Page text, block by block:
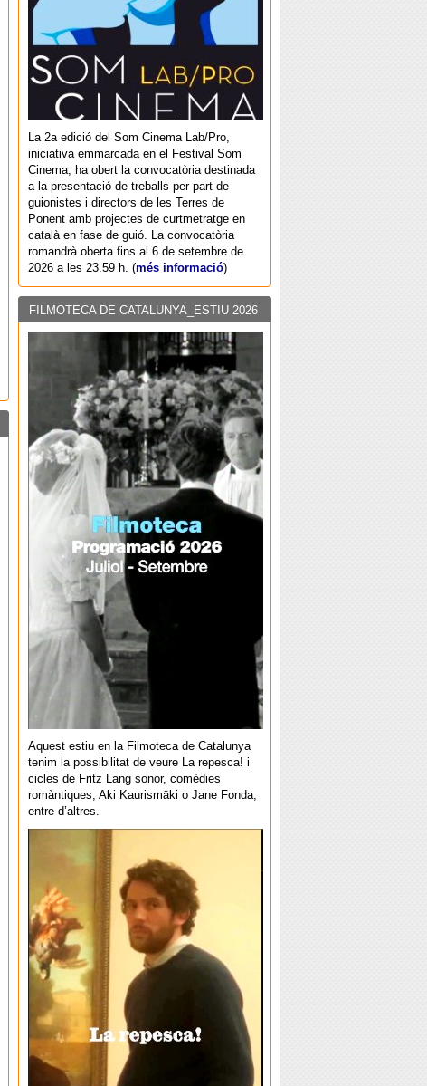
La 2a edició del Som Cinema Lab/Pro,
iniciativa emmarcada en el Festival Som
Cinema, ha obert la convocatòria destinada
a la presentació de treballs per part de
guionistes i directors de les Terres de
Ponent amb projectes de curtmetratge en
català en fase de guió. La convocatòria
romandrà oberta fins al 6 de setembre de
2026 a les 23.59 h. (més informació)
FILMOTECA DE CATALUNYA_ESTIU 2026
Aquest estiu en la Filmoteca de Catalunya
tenim la possibilitat de veure La repesca! i
cicles de Fritz Lang sonor, comèdies
romàntiques, Aki Kaurismäki o Jane Fonda,
entre d’altres.